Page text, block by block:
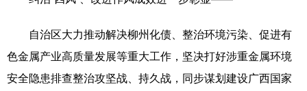
自治区大力推动解决柳州化债、整治环境污染、促进有
色金属产业高质量发展等重大工作，坚决打好涉重金属环境
安全隐患排查整治攻坚战、持久战，同步谋划建设广西国家